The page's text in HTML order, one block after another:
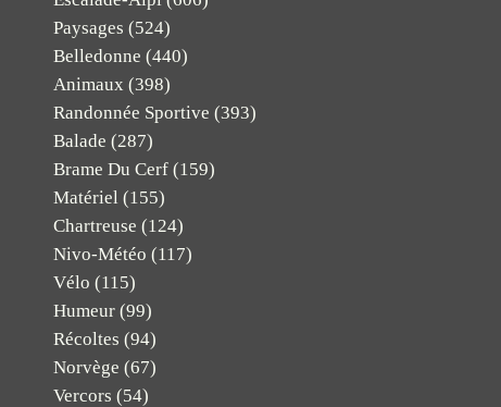
Paysages (524)
Belledonne (440)
Animaux (398)
Randonnée Sportive (393)
Balade (287)
Brame Du Cerf (159)
Matériel (155)
Chartreuse (124)
Nivo-Météo (117)
Vélo (115)
Humeur (99)
Récoltes (94)
Norvège (67)
Vercors (54)